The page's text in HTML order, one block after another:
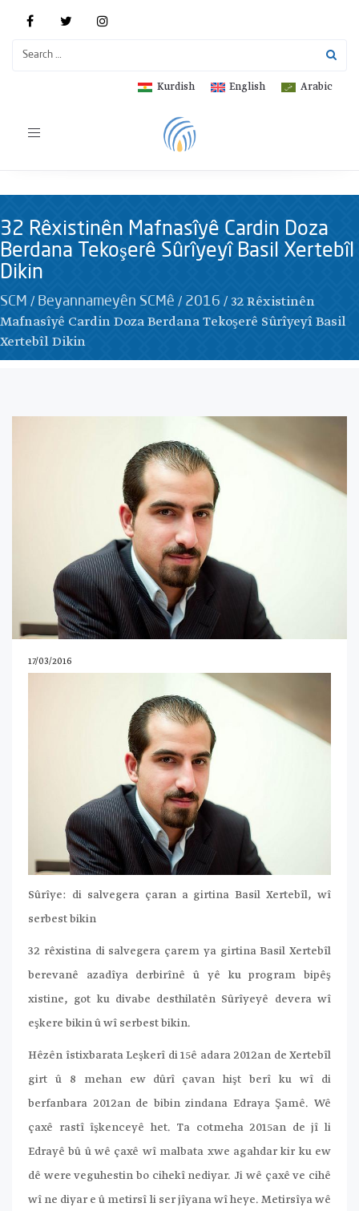
Arabic
English
Kurdish
Toggle
32 Rêxistinên Mafnasîyê Cardin Doza
Berdana Tekoşerê Sûrîyeyî Basil Xertebîl
Dikin
SCM / Beyannameyên SCMê / 2016 / 32 Rêxistinên
Mafnasîyê Cardin Doza Berdana Tekoşerê Sûrîyeyî Basil
Xertebîl Dikin
17/03/2016
Sûrîye: di salvegera çaran a girtina Basil Xertebîl, wî
serbest bikin
32 rêxistina di salvegera çarem ya girtina Basil Xertebîl
berevanê azadîya derbirînê û yê ku program bipêş
xistine, got ku divabe desthilatên Sûrîyeyê devera wî
eşkere bikin û wî serbest bikin.
Hêzên îstixbarata Leşkerî di 15ê adara 2012an de Xertebîl
girt û 8 mehan ew dûrî çavan hişt berî ku wî di
berfanbara 2012an de bibin zindana Edraya Şamê. Wê
çaxê rastî îşkenceyê het. Ta cotmeha 2015an de jî li
Edrayê bû û wê çaxê wî malbata xwe agahdar kir ku ew
dê were veguhestin bo cihekî nediyar. Ji wê çaxê ve cihê
wî ne diyar e û metirsî li ser jîyana wî heye. Metirsîya wê